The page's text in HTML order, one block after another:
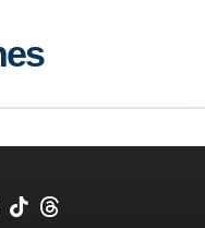
Kombat